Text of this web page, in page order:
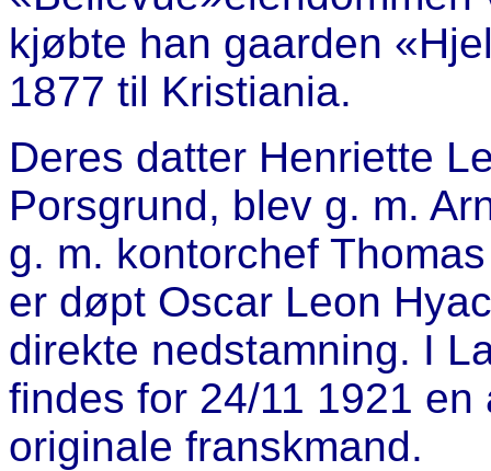
kjøbte han gaarden
1877 til Kristiania.
Deres datter Henriette
Porsgrund, blev g. m.
g. m. kontorchef
er døpt Oscar Leon
direkte nedstamning. I
findes for 24/11 1921
originale franskmand.